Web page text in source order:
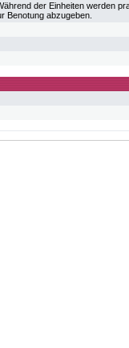
der Einheiten werden
Benotung abzugeben.